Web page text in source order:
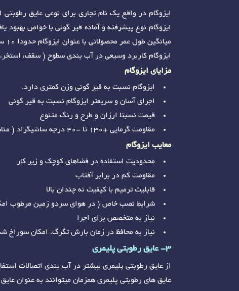
ایزوگام در واقع یک نام تجاری برای نوعی عایق
ایزوگام نوع پیشرفته و آماده قیر گونی با خواص
میانگین طول عمر محصولاتی با عنوان ایزوگام حدودا 10 سال است.
ایزوگام کاربرد وسیعی در آب بندی سطوح ( سقف،
مزایای ایزوگام
ایزوگام نسبت به قیر گونی وزن کمتری دارد.
اجرای آسان و سریعتر ایزوگام نسبت به قیر گونی
قیمت نسبتا ارزان و طرح و رنگ متنوع
مقاومت گرمایی +130 تا -40 درجه سانتیگراد ( مناسب برای اکثر مناطق آب و هوایی )
معایب ایزوگام
محدودیت استفاده در فضاهای کوچک و زیر کار
مقاومت کم در برابر آفتاب
قابلیت ترمیم با کیفیت نه چندان بالا
شرایط نصب خاص ( در هوای سردو زمین مرطوب
نیاز به متخصص برای اجرا
نیاز به محافظ در زمان بارش تگرگ، امکان سوراخ
3- عایق رطوبتی پلیمری
از عایق رطوبتی پلیمری بیشتر در آب بندی اتصالات
عایق های رطوبتی پلیمری همزمان میتوانند به عنوان